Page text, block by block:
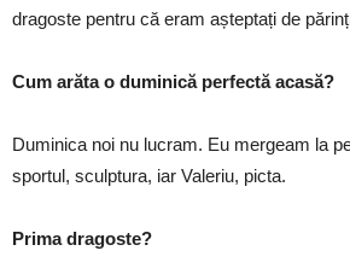
dragoste pentru că eram așteptați de
Cum arăta o duminică perfectă acasă?
Duminica noi nu lucram. Eu mergeam la
sportul, sculptura, iar Valeriu, picta.
Prima dragoste?